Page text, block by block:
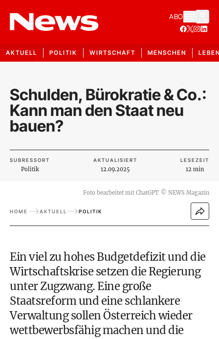
ABO
AKTUELL POLITIK WIRTSCHAFT MENSCHEN
Schulden, Bürokratie & Co.:
Kann man den Staat neu
bauen?
SUBRESSORT
Politik
AKTUALISIERT
12.09.2025
LESEZEIT
12 min
Foto bearbeitet mit ChatGPT © NEWS Magazin
HOME AKTUELL POLITIK
Ein viel zu hohes Budgetdefizit und die
Wirtschaftskrise setzen die Regierung
unter Zugzwang. Eine große
Staatsreform und eine schlankere
Verwaltung sollen Österreich wieder
wettbewerbsfähig machen und die